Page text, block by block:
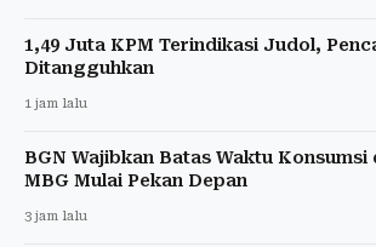
1,49 Juta KPM Terindikasi Judol,
Ditangguhkan
1 jam lalu
BGN Wajibkan Batas Waktu Konsumsi
MBG Mulai Pekan Depan
3 jam lalu